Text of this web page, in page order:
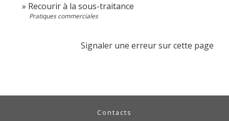
Recourir à la sous-traitance
Pratiques commerciales
Signaler une erreur sur cette page
Contacts